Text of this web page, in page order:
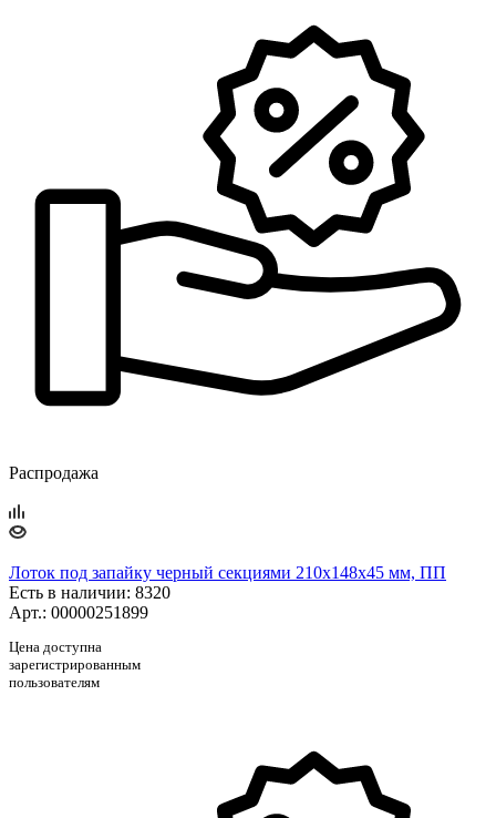
Распродажа
Лоток под запайку черный секциями 210х148х45 мм, ПП
Есть в наличии: 8320
Арт.: 00000251899
Цена доступна
зарегистрированным
пользователям